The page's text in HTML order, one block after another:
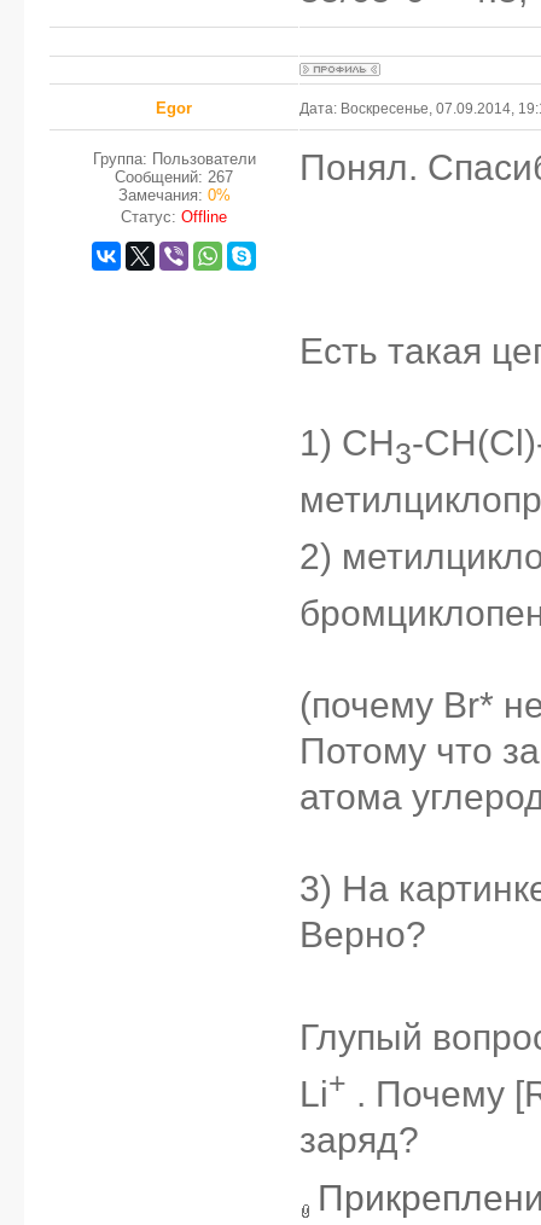
Egor Дата: Воскресенье, 07.09.2014,
Группа: Пользователи
Сообщений: 267
Замечания: 0%
Статус: Offline
Понял.
Есть такая
1) CH3-
2)
(почему Br*
Потому что
атома
3) На
Верно?
Глупый
Li+ . Почему
заряд?